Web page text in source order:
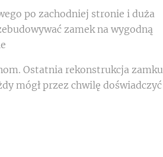
po zachodniej stronie i duża
zamek na wygodną
Ostatnia rekonstrukcja zamku
mógł przez chwilę doświadczyć